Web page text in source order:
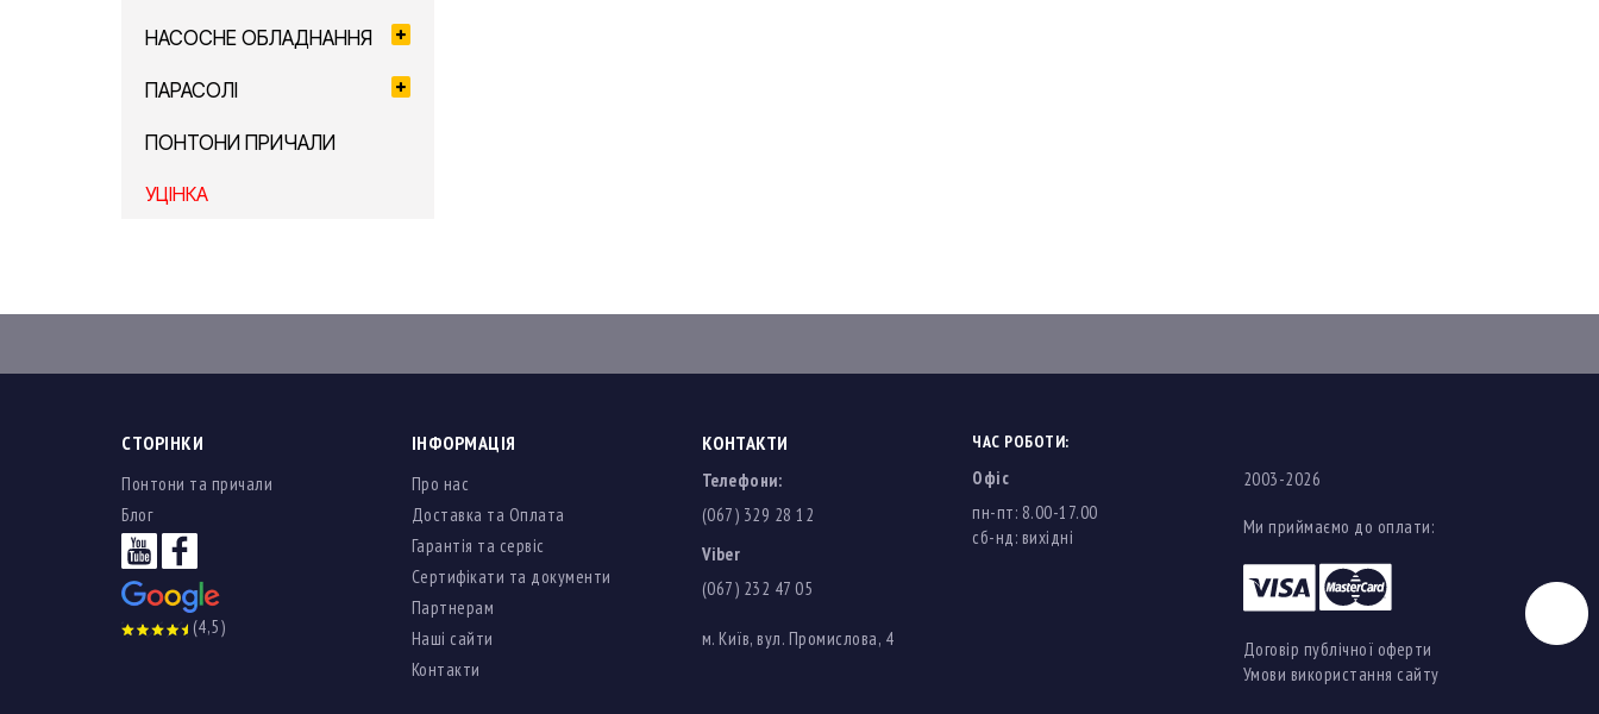
НАСОСНЕ ОБЛАДНАННЯ
ПАРАСОЛІ
ПОНТОНИ ПРИЧАЛИ
УЦІНКА
СТОРІНКИ
Понтони та причали
Блог
(4,5)
ІНФОРМАЦІЯ
Про нас
Доставка та Оплата
Гарантія та сервіс
Сертифікати та документи
Партнерам
Наші сайти
Контакти
КОНТАКТИ
Телефони:
(067) 329 28 12
Viber
(067) 232 47 05
м. Київ, вул. Промислова, 4
ЧАС РОБОТИ:
Офіс
пн-пт: 8.00-17.00
cб-нд: вихідні
2003-2026
Ми приймаємо до оплати:
Договір публічної оферти
Умови використання сайту